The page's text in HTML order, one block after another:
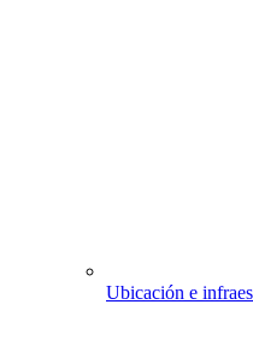
Ubicación e